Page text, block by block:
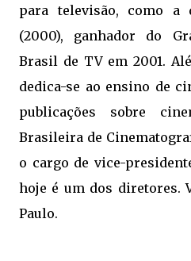
para televisão, como a
(2000), ganhador do
Brasil de TV em 2001.
dedica-se ao ensino de
publicações sobre
Brasileira de
o cargo de vice-
hoje é um dos diretores.
Paulo.